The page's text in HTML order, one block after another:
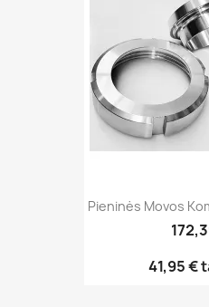
Pieninės Movos
41,95 €